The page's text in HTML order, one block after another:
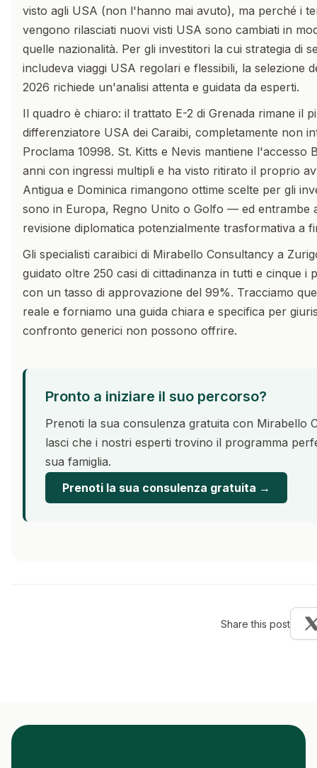
visto agli USA (non l'hanno mai avuto), ma perché i
vengono rilasciati nuovi visti USA sono cambiati in
quelle nazionalità. Per gli investitori la cui strategia di
includeva viaggi USA regolari e flessibili, la selezione
2026 richiede un'analisi attenta e guidata da esperti.
Il quadro è chiaro: il trattato E-2 di Grenada rimane il
differenziatore USA dei Caraibi, completamente non
Proclama 10998. St. Kitts e Nevis mantiene l'accesso
anni con ingressi multipli e ha visto ritirato il proprio
Antigua e Dominica rimangono ottime scelte per gli
sono in Europa, Regno Unito o Golfo — ed entrambe
revisione diplomatica potenzialmente trasformativa a
Gli specialisti caraibici di Mirabello Consultancy a
guidato oltre 250 casi di cittadinanza in tutti e cinque i
con un tasso di approvazione del 99%. Tracciamo
reale e forniamo una guida chiara e specifica per
confronto generici non possono offrire.
Pronto a iniziare il suo percorso?
Prenoti la sua consulenza gratuita con Mirabello
lasci che i nostri esperti trovino il programma
sua famiglia.
Prenoti la sua consulenza gratuita →
Share this post